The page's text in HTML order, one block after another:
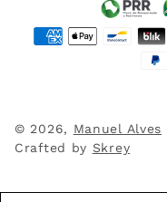
© 2026, Manuel Alves
Crafted by Skrey